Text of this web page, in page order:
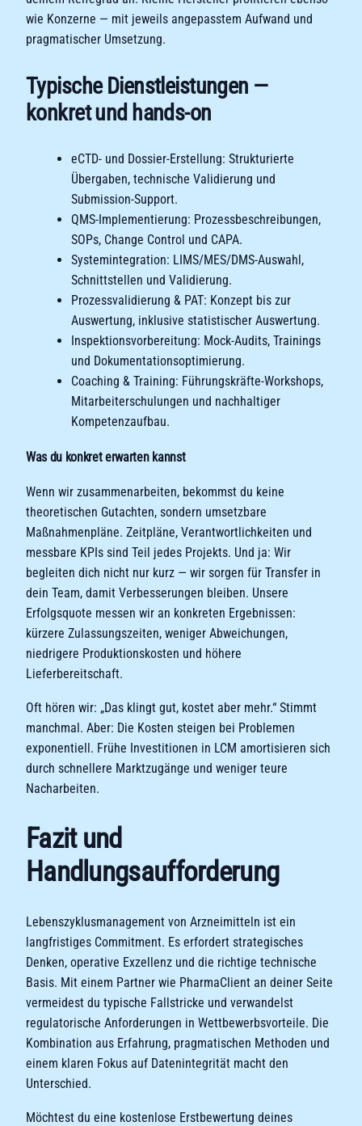
wie Konzerne — mit jeweils angepasstem Aufwand und
pragmatischer Umsetzung.
Typische Dienstleistungen —
konkret und hands-on
eCTD- und Dossier-Erstellung: Strukturierte
Übergaben, technische Validierung und
Submission-Support.
QMS-Implementierung: Prozessbeschreibungen,
SOPs, Change Control und CAPA.
Systemintegration: LIMS/MES/DMS-Auswahl,
Schnittstellen und Validierung.
Prozessvalidierung & PAT: Konzept bis zur
Auswertung, inklusive statistischer Auswertung.
Inspektionsvorbereitung: Mock-Audits, Trainings
und Dokumentationsoptimierung.
Coaching & Training: Führungskräfte-Workshops,
Mitarbeiterschulungen und nachhaltiger
Kompetenzaufbau.
Was du konkret erwarten kannst
Wenn wir zusammenarbeiten, bekommst du keine
theoretischen Gutachten, sondern umsetzbare
Maßnahmenpläne. Zeitpläne, Verantwortlichkeiten und
messbare KPIs sind Teil jedes Projekts. Und ja: Wir
begleiten dich nicht nur kurz — wir sorgen für Transfer in
dein Team, damit Verbesserungen bleiben. Unsere
Erfolgsquote messen wir an konkreten Ergebnissen:
kürzere Zulassungszeiten, weniger Abweichungen,
niedrigere Produktionskosten und höhere
Lieferbereitschaft.
Oft hören wir: „Das klingt gut, kostet aber mehr.“ Stimmt
manchmal. Aber: Die Kosten steigen bei Problemen
exponentiell. Frühe Investitionen in LCM amortisieren sich
durch schnellere Marktzugänge und weniger teure
Nacharbeiten.
Fazit und
Handlungsaufforderung
Lebenszyklusmanagement von Arzneimitteln ist ein
langfristiges Commitment. Es erfordert strategisches
Denken, operative Exzellenz und die richtige technische
Basis. Mit einem Partner wie PharmaClient an deiner Seite
vermeidest du typische Fallstricke und verwandelst
regulatorische Anforderungen in Wettbewerbsvorteile. Die
Kombination aus Erfahrung, pragmatischen Methoden und
einem klaren Fokus auf Datenintegrität macht den
Unterschied.
Möchtest du eine kostenlose Erstbewertung deines